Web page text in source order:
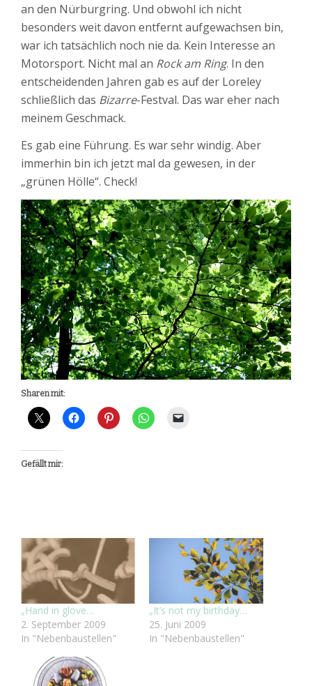
an den Nürburgring. Und obwohl ich nicht
besonders weit davon entfernt aufgewachsen bin,
war ich tatsächlich noch nie da. Kein Interesse an
Motorsport. Nicht mal an Rock am Ring. In den
entscheidenden Jahren gab es auf der Loreley
schließlich das Bizarre-Festval. Das war eher nach
meinem Geschmack.
Es gab eine Führung. Es war sehr windig. Aber
immerhin bin ich jetzt mal da gewesen, in der
„grünen Hölle“. Check!
Sharen mit:
Gefällt mir:
„Hand in glove…
2. September 2009
In "Nebenbaustellen"
„It’s not my birthday…
25. Juni 2009
In "Nebenbaustellen"